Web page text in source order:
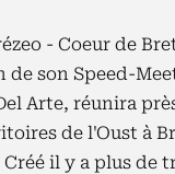
- Coeur de
de son Speed-
Arte, réunira
de l'Oust à
il y a plus de